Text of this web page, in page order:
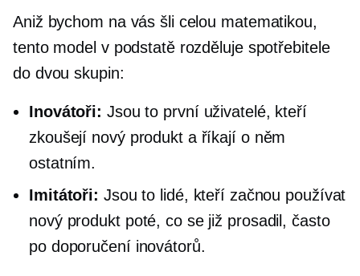
Aniž bychom na vás šli celou matematikou,
tento model v podstatě rozděluje spotřebitele
do dvou skupin:
Inovátoři: Jsou to první uživatelé, kteří
zkoušejí nový produkt a říkají o něm
ostatním.
Imitátoři: Jsou to lidé, kteří začnou používat
nový produkt poté, co se již prosadil, často
po doporučení inovátorů.